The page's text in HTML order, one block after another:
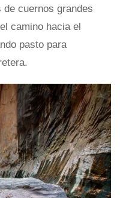
cuernos grandes
camino hacia el
pasto para